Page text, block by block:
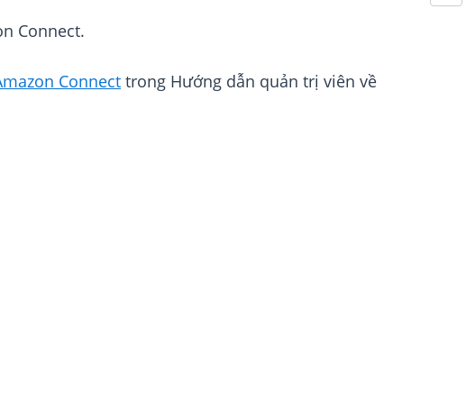
Connect.
Connect trong Hướng dẫn quản trị viên về